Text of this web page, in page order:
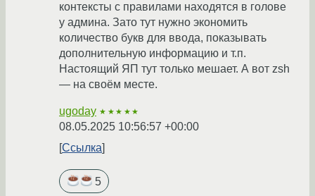
контексты с правилами находятся в голове
у админа. Зато тут нужно экономить
количество букв для ввода, показывать
дополнительную информацию и т.п.
Настоящий ЯП тут только мешает. А вот zsh
— на своём месте.
ugoday ★★★★★
08.05.2025 10:56:57 +00:00
Ссылка
5